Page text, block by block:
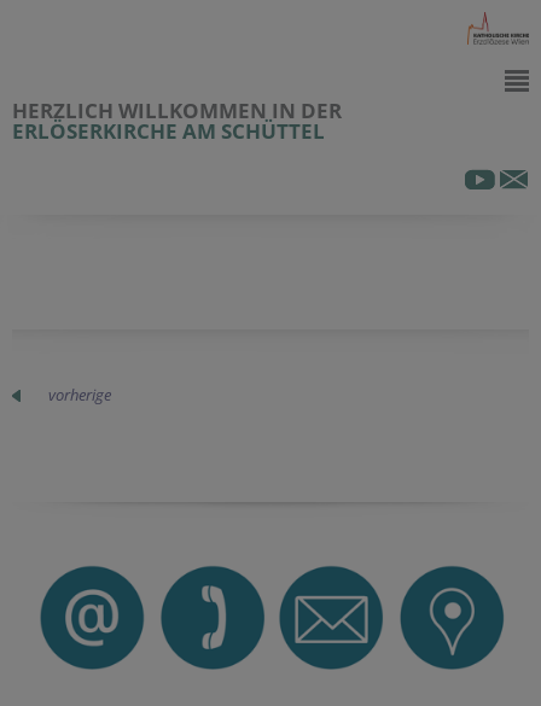
HERZLICH WILLKOMMEN IN DER
ERLÖSERKIRCHE AM SCHÜTTEL
vorherige